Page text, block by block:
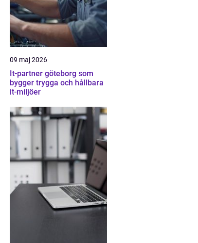
09 maj 2026
It-partner göteborg som
bygger trygga och hållbara
it-miljöer